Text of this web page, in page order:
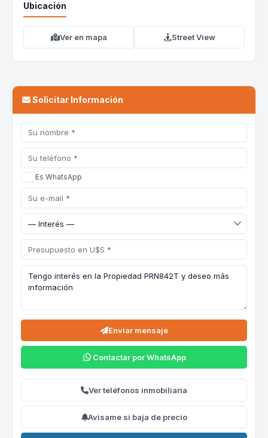
Ubicación
Ver en mapa Street View
Solicitar Información
Es WhatsApp
Enviar mensaje
Contactar por WhatsApp
Ver teléfonos inmobiliaria
Avisame si baja de precio